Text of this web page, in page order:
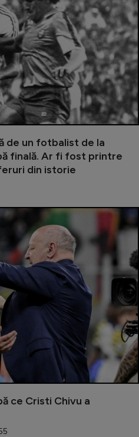
de un fotbalist de la
finală. Ar fi fost printre
din istorie
ce Cristi Chivu a